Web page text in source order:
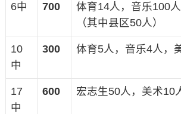
6中 700
体育14人，音乐100
（其中县区50人）
10
中
300 体育5人，音乐4人，
17
中
600 宏志生50人，美术10